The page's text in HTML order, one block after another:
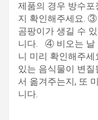
제품의 경우 방수
지 확인해주세요.
곰팡이가 생길 수
니다. ​ ​ ④ 비오는 날
니 미리 확인해주세
있는 음식물이 변
서 옮겨주는지, 또
니다. ​